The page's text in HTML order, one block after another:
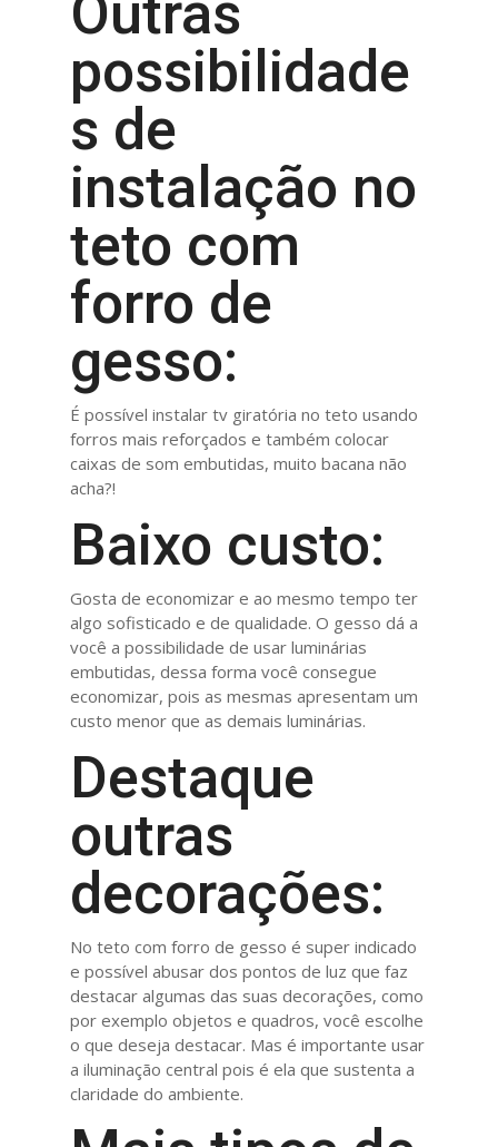
Outras
possibilidade
s de
instalação no
teto com
forro de
gesso:
É possível instalar tv giratória no teto usando
forros mais reforçados e também colocar
caixas de som embutidas, muito bacana não
acha?!
Baixo custo:
Gosta de economizar e ao mesmo tempo ter
algo sofisticado e de qualidade. O gesso dá a
você a possibilidade de usar luminárias
embutidas, dessa forma você consegue
economizar, pois as mesmas apresentam um
custo menor que as demais luminárias.
Destaque
outras
decorações:
No teto com forro de gesso é super indicado
e possível abusar dos pontos de luz que faz
destacar algumas das suas decorações, como
por exemplo objetos e quadros, você escolhe
o que deseja destacar. Mas é importante usar
a iluminação central pois é ela que sustenta a
claridade do ambiente.